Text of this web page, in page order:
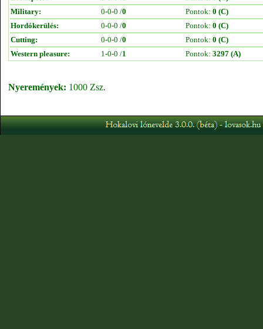
Military:
0-0-0 /0 Pontok: 0 (C)
Hordókerülés:
0-0-0 /0 Pontok: 0 (C)
Cutting:
0-0-0 /0 Pontok: 0 (C)
Western pleasure:
1-0-0 /1 Pontok: 3297 (A)
Nyeremények: 1000 Zsz.